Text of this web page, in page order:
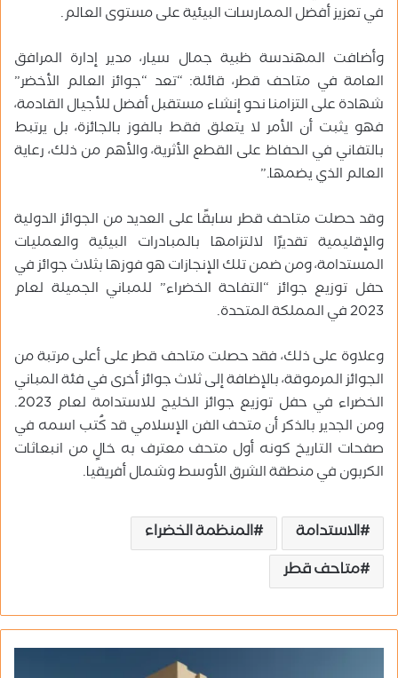
في تعزيز أفضل الممارسات البيئية على مستوى العالم.
وأضافت المهندسة ظبية جمال سيار، مدير إدارة المرافق
العامة في متاحف قطر، قائلة: “تعد “جوائز العالم الأخضر”
شهادة على التزامنا نحو إنشاء مستقبل أفضل للأجيال القادمة،
فهو يثبت أن الأمر لا يتعلق فقط بالفوز بالجائزة، بل يرتبط
بالتفاني في الحفاظ على القطع الأثرية، والأهم من ذلك، رعاية
العالم الذي يضمها.”
وقد حصلت متاحف قطر سابقًا على العديد من الجوائز الدولية
والإقليمية تقديرًا لالتزامها بالمبادرات البيئية والعمليات
المستدامة، ومن ضمن تلك الإنجازات هو فوزها بثلاث جوائز في
حفل توزيع جوائز “التفاحة الخضراء” للمباني الجميلة لعام
2023 في المملكة المتحدة.
وعلاوة على ذلك، فقد حصلت متاحف قطر على أعلى مرتبة من
الجوائز المرموقة، بالإضافة إلى ثلاث جوائز أخرى في فئة المباني
الخضراء في حفل توزيع جوائز الخليج للاستدامة لعام 2023.
ومن الجدير بالذكر أن متحف الفن الإسلامي قد كُتب اسمه في
صفحات التاريخ كونه أول متحف معترف به خالٍ من انبعاثات
الكربون في منطقة الشرق الأوسط وشمال أفريقيا.
الاستدامة
المنظمة الخضراء
متاحف قطر